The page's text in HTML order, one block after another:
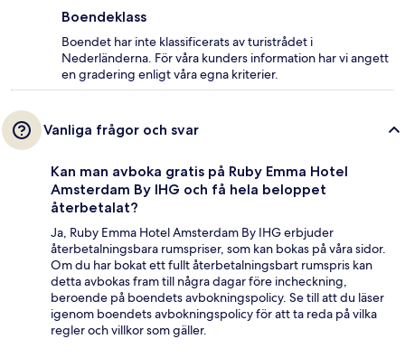
Boendeklass
Boendet har inte klassificerats av turistrådet i
Nederländerna. För våra kunders information har vi angett
en gradering enligt våra egna kriterier.
Vanliga frågor och svar
Kan man avboka gratis på Ruby Emma Hotel
Amsterdam By IHG och få hela beloppet
återbetalat?
Ja, Ruby Emma Hotel Amsterdam By IHG erbjuder
återbetalningsbara rumspriser, som kan bokas på våra sidor.
Om du har bokat ett fullt återbetalningsbart rumspris kan
detta avbokas fram till några dagar före incheckning,
beroende på boendets avbokningspolicy. Se till att du läser
igenom boendets avbokningspolicy för att ta reda på vilka
regler och villkor som gäller.